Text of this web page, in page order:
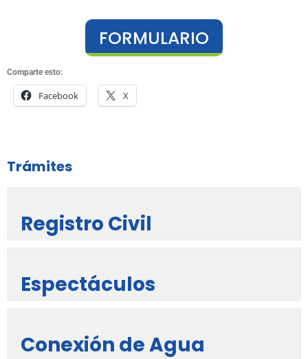
FORMULARIO
Comparte esto:
Facebook X
Trámites
Registro Civil
Espectáculos
Conexión de Agua